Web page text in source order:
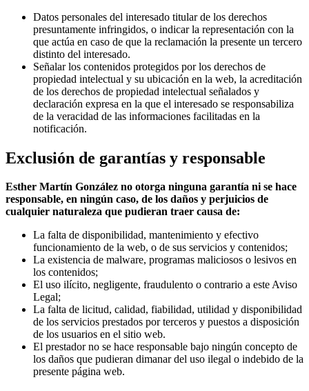
Datos personales del interesado titular de los derechos
presuntamente infringidos, o indicar la representación con la
que actúa en caso de que la reclamación la presente un tercero
distinto del interesado.
Señalar los contenidos protegidos por los derechos de
propiedad intelectual y su ubicación en la web, la acreditación
de los derechos de propiedad intelectual señalados y
declaración expresa en la que el interesado se responsabiliza
de la veracidad de las informaciones facilitadas en la
notificación.
Exclusión de garantías y responsable
Esther Martín González no otorga ninguna garantía ni se hace
responsable, en ningún caso, de los daños y perjuicios de
cualquier naturaleza que pudieran traer causa de:
La falta de disponibilidad, mantenimiento y efectivo
funcionamiento de la web, o de sus servicios y contenidos;
La existencia de malware, programas maliciosos o lesivos en
los contenidos;
El uso ilícito, negligente, fraudulento o contrario a este Aviso
Legal;
La falta de licitud, calidad, fiabilidad, utilidad y disponibilidad
de los servicios prestados por terceros y puestos a disposición
de los usuarios en el sitio web.
El prestador no se hace responsable bajo ningún concepto de
los daños que pudieran dimanar del uso ilegal o indebido de la
presente página web.